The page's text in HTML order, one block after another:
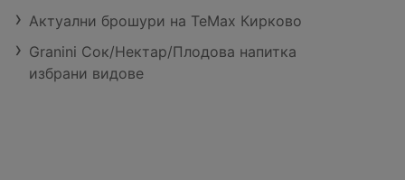
Актуални брошури на TeMax Кирково
Granini Сок/Нектар/Плодова напитка
избрани видове